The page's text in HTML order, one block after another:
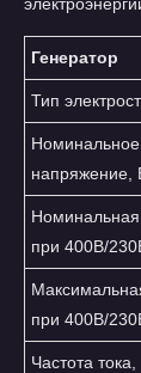
Генератор
Тип
Номинальное
напряжение,
при 400В/
при 400В/
Частота тока,